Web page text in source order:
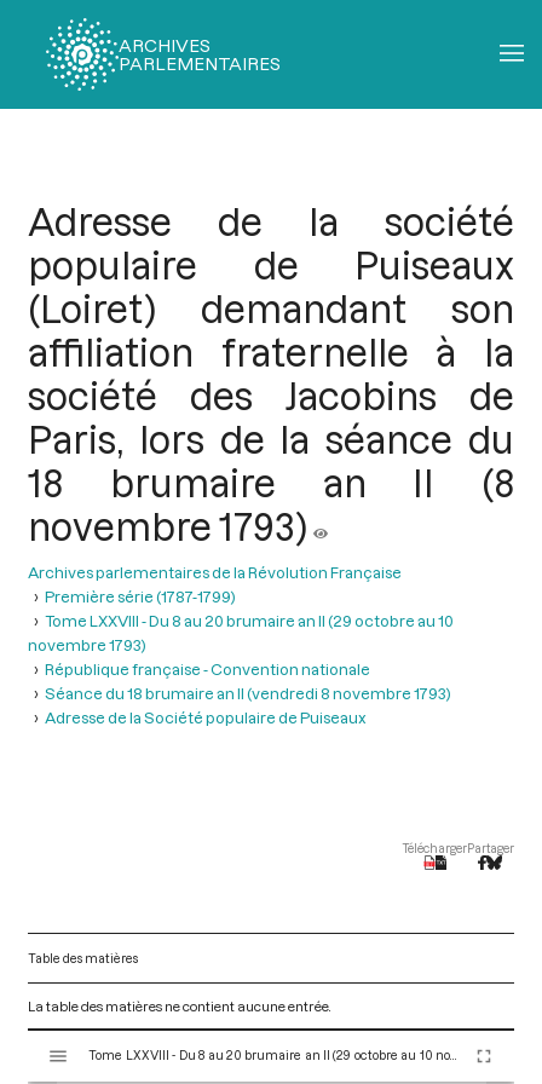
ARCHIVES
PARLEMENTAIRES
Adresse de la société
populaire de Puiseaux
(Loiret) demandant son
affiliation fraternelle à la
société des Jacobins de
Paris, lors de la séance du
18 brumaire an II (8
novembre 1793)
Archives parlementaires de la Révolution Française
Première série (1787-1799)
Tome LXXVIII - Du 8 au 20 brumaire an II (29 octobre au 10
novembre 1793)
République française - Convention nationale
Séance du 18 brumaire an II (vendredi 8 novembre 1793)
Adresse de la Société populaire de Puiseaux
TéléchargerPartager
Table des matières
La table des matières ne contient aucune entrée.